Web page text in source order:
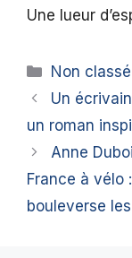
Une lueur
Catégories
Non classé
Un
un roman
Anne
France à vélo
bouleverse